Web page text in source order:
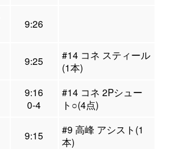
9:26
9:25
#14 コネ スティール
(1本)
9:16
0-4
#14 コネ 2Pシュー
ト○(4点)
9:15
#9 高峰 アシスト(1
本)